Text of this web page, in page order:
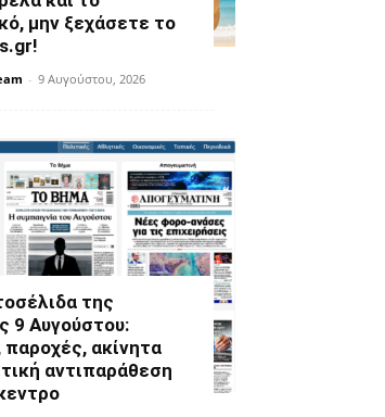
μην ξεχάσετε το
- 9 Αυγούστου, 2026
της
9 Αυγούστου:
ακίνητα
αντιπαράθεση